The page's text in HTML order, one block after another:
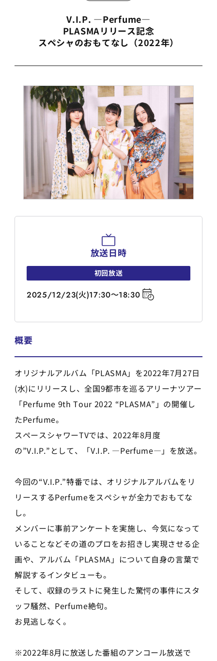
V.I.P. ―Perfume―
PLASMAリリース記念
スペシャのおもてなし（2022年）
放送日時
初回放送
2025/12/23(火)17:30～18:30
概要
オリジナルアルバム「PLASMA」を2022年7月27日
(水)にリリースし、全国9都市を巡るアリーナツアー
「Perfume 9th Tour 2022 “PLASMA”」の開催し
たPerfume。
スペースシャワーTVでは、2022年8月度
の”V.I.P.”として、「V.I.P. ―Perfume―」を放送。
今回の“V.I.P.”特番では、オリジナルアルバムをリ
リースするPerfumeをスペシャが全力でおもてな
し。
メンバーに事前アンケートを実施し、今気になって
いることなどその道のプロをお招きし実現させる企
画や、アルバム「PLASMA」について自身の言葉で
解説するインタビューも。
そして、収録のラストに発生した驚愕の事件にスタ
ッフ騒然、Perfume絶句。
お見逃しなく。
※2022年8月に放送した番組のアンコール放送で